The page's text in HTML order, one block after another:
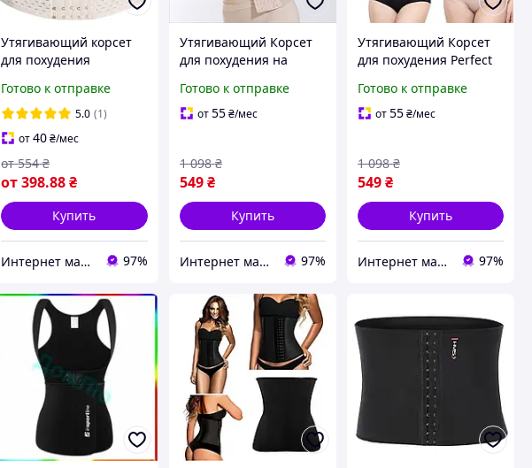
Утягивающий корсет
для похудения
Бежевый с ребрами
жесткости без
бретелей , пояс для
похудения
Готово к отправке
5.0 (1)
от40₴/мес
от398.88₴
от 554 ₴
Купить
Интернет магазин MegaTextile 97%
Утягивающий Корсет
для похудения на
фигуры
моделирующий Perfect
Готово к отправке
от55 ₴/мес
549 ₴
1 098 ₴
Купить
Интернет магазин MegaTextile 97%
Утягивающий Корсет
для похудения Perfect
корекции фигуры
моделирующий
Готово к отправке
от55₴/мес
549₴
1 098 ₴
Купить
Интернет магазин MegaTextile 97%